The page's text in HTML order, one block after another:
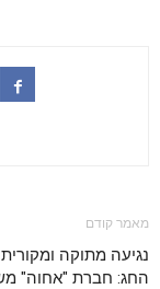
מאמר קודם
נגיעה מתוקה
החג: חברת "אחוה"